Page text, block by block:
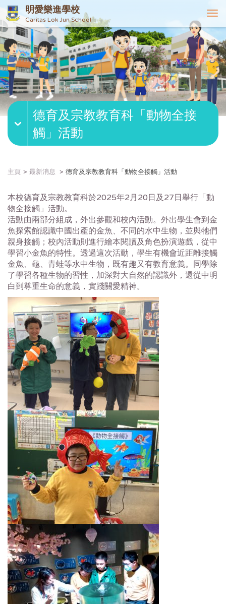
明愛樂進學校
Caritas Lok Jun School
T
o
g
g
l
e
n
v
德育及宗教教育科「動物全接
觸」活動
主頁 最新消息 德育及宗教教育科「動物全接觸」活動
本校德育及宗教教育科於2025年2月20日及27日舉行「動
物全接觸」活動。
活動由兩部分組成，外出參觀和校內活動。外出學生會到金
魚探索館認識中國出產的金魚、不同的水中生物，並與牠們
親身接觸；校內活動則進行繪本閱讀及角色扮演遊戲，從中
學習小金魚的特性。透過這次活動，學生有機會近距離接觸
金魚、龜、青蛙等水中生物，既有趣又有教育意義。同學除
了學習各種生物的習性，加深對大自然的認識外，還從中明
白到尊重生命的意義，實踐關愛精神。